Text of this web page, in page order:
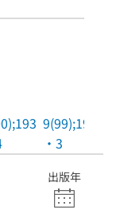
9(99);1934
・3
出版年